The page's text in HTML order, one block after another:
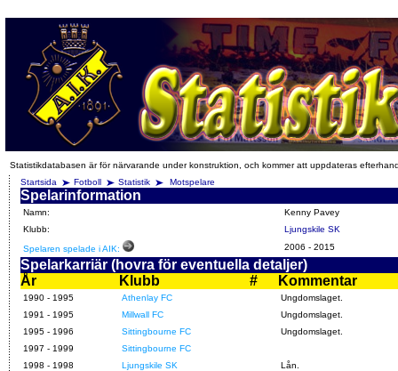
Statistikdatabasen är för närvarande under konstruktion, och kommer att uppdateras
Startsida
Fotboll Statistik Motspelare
Spelarinformation
Namn:
Kenny Pavey
Klubb:
Ljungskile SK
Spelaren spelade i AIK:
2006 - 2015
Spelarkarriär (hovra för eventuella detaljer)
År
Klubb # Kommentar
1990 - 1995 Athenlay FC
Ungdomslaget.
1991 - 1995
Millwall FC
Ungdomslaget.
1995 - 1996
Sittingbourne FC
Ungdomslaget.
1997 - 1999
Sittingbourne FC
1998 - 1998
Ljungskile SK
Lån.